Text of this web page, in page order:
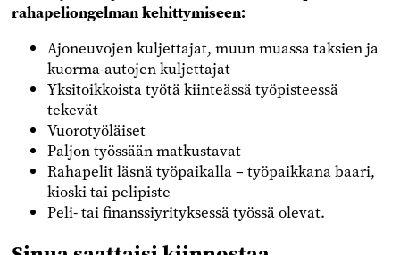
rahapeliongelman kehittymiseen:
Ajoneuvojen kuljettajat, muun muassa taksien ja
kuorma-autojen kuljettajat
Yksitoikkoista työtä kiinteässä työpisteessä
tekevät
Vuorotyöläiset
Paljon työssään matkustavat
Rahapelit läsnä työpaikalla – työpaikkana baari,
kioski tai pelipiste
Peli- tai finanssiyrityksessä työssä olevat.